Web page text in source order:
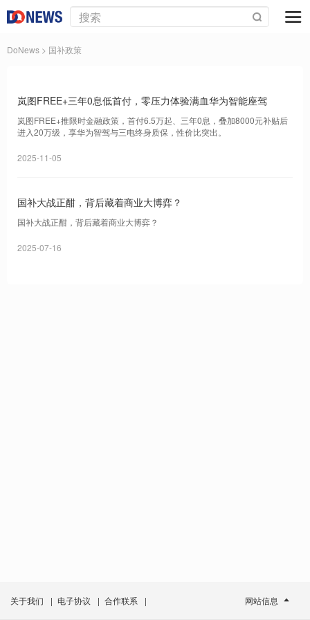
DoNews > 国补政策
岚图FREE+三年0息低首付，零压力体验满血华为智能座驾
岚图FREE+推限时金融政策，首付6.5万起、三年0息，叠加8000元补贴后
进入20万级，享华为智驾与三电终身质保，性价比突出。
2025-11-05
国补大战正酣，背后藏着商业大博弈？
国补大战正酣，背后藏着商业大博弈？
2025-07-16
关于我们 | 电子协议 | 合作联系 | 网站信息